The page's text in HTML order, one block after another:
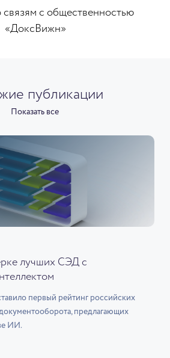
с общественностью
«ДоксВижн»
публикации
Показать все
лучших СЭД с
первый рейтинг российских
предлагающих
ИИ.